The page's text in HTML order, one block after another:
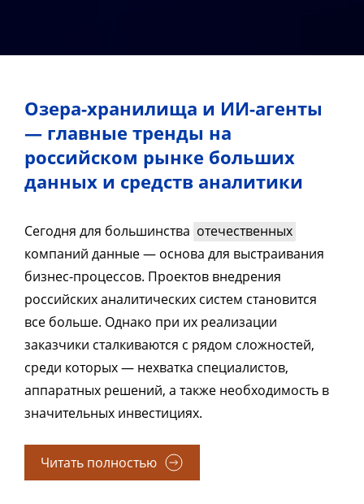
Озера-хранилища и ИИ-агенты
— главные тренды на
российском рынке больших
данных и средств аналитики
Сегодня для большинства отечественных
компаний данные — основа для выстраивания
бизнес-процессов. Проектов внедрения
российских аналитических систем становится
все больше. Однако при их реализации
заказчики сталкиваются с рядом сложностей,
среди которых — нехватка специалистов,
аппаратных решений, а также необходимость в
значительных инвестициях.
Читать полностью